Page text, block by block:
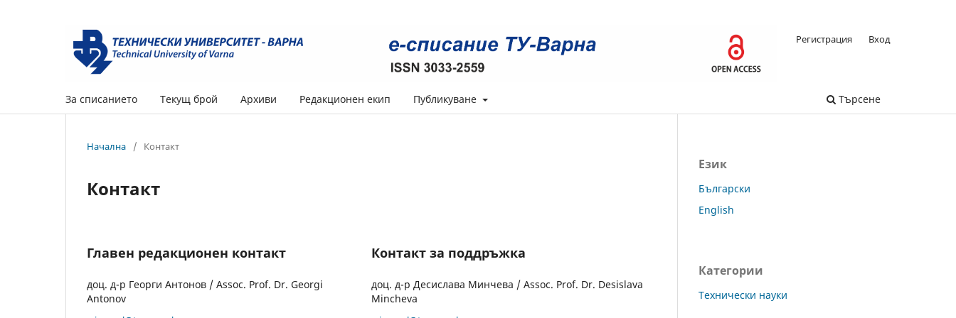
За списанието Текущ брой Архиви Редакционен екип Публикуване Търсене
Регистрация Вход
Начална / Контакт
Контакт
Главен редакционен контакт
доц. д-р Георги Антонов / Assoc. Prof. Dr. Georgi
Antonov
Контакт за поддръжка
доц. д-р Десислава Минчева / Assoc. Prof. Dr. Desislava
Mincheva
Език
Български
English
Категории
Технически науки